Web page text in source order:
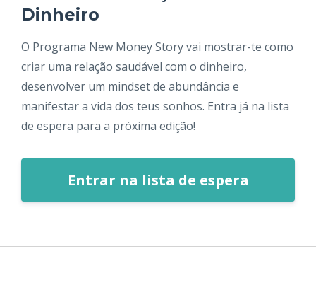
Dinheiro
O Programa New Money Story vai mostrar-te como
criar uma relação saudável com o dinheiro,
desenvolver um mindset de abundância e
manifestar a vida dos teus sonhos. Entra já na lista
de espera para a próxima edição!
Entrar na lista de espera